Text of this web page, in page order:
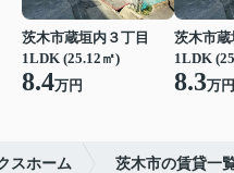
茨木市蔵垣内３丁目
1LDK (25.12㎡)
8.4万円
茨木市蔵
1LDK
8.3万円
スホーム 茨木市の賃貸一